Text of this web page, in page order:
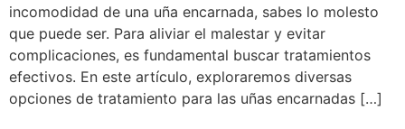
incomodidad de una uña encarnada, sabes lo molesto
que puede ser. Para aliviar el malestar y evitar
complicaciones, es fundamental buscar tratamientos
efectivos. En este artículo, exploraremos diversas
opciones de tratamiento para las uñas encarnadas […]